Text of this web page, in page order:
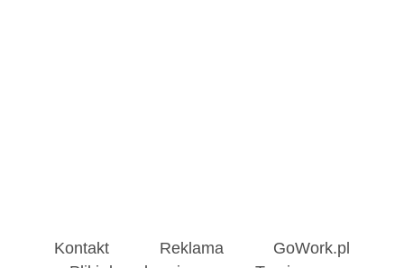
Kontakt Reklama
GoWork.pl